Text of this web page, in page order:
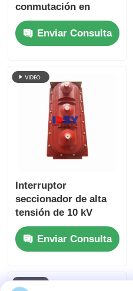
conmutación en
columna para
exteriores, solución
de distribución de
Enviar Consulta
Interruptor
seccionador de alta
tensión de 10 kV
personalizado para
unidad principal en
anillo
Enviar Consulta